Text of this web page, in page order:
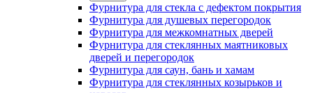
Фурнитура для стекла с дефектом покрытия
Фурнитура для душевых перегородок
Фурнитура для межкомнатных дверей
Фурнитура для стеклянных маятниковых
дверей и перегородок
Фурнитура для саун, бань и хамам
Фурнитура для стеклянных козырьков и